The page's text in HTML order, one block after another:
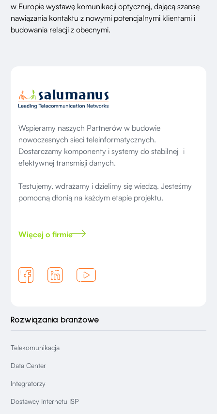
w Europie wystawę komunikacji optycznej, dającą szansę
nawiązania kontaktu z nowymi potencjalnymi klientami i
budowania relacji z obecnymi.
Wspieramy naszych Partnerów w budowie
nowoczesnych sieci teleinformatycznych.
Dostarczamy komponenty i systemy do stabilnej i
efektywnej transmisji danych.
Testujemy, wdrażamy i dzielimy się wiedzą. Jesteśmy
pomocną dłonią na każdym etapie projektu.
Więcej o firmie
Rozwiązania branżowe
Telekomunikacja
Data Center
Integratorzy
Dostawcy Internetu ISP